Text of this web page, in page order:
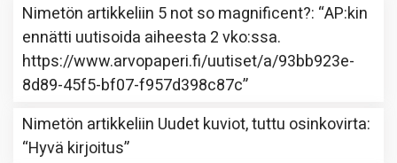
Nimetön artikkeliin 5 not so magnificent?: “AP:kin
ennätti uutisoida aiheesta 2 vko:ssa.
https://www.arvopaperi.fi/uutiset/a/93bb923e-
8d89-45f5-bf07-f957d398c87c”
Nimetön artikkeliin Uudet kuviot, tuttu osinkovirta:
“Hyvä kirjoitus”